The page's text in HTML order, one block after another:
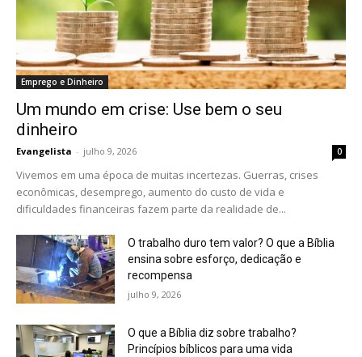
Emprego e Dinheiro
Um mundo em crise: Use bem o seu
dinheiro
Evangelista - julho 9, 2026 0
Vivemos em uma época de muitas incertezas. Guerras, crises
econômicas, desemprego, aumento do custo de vida e
dificuldades financeiras fazem parte da realidade de...
O trabalho duro tem valor? O que a Bíblia
ensina sobre esforço, dedicação e
recompensa
julho 9, 2026
O que a Bíblia diz sobre trabalho?
Princípios bíblicos para uma vida